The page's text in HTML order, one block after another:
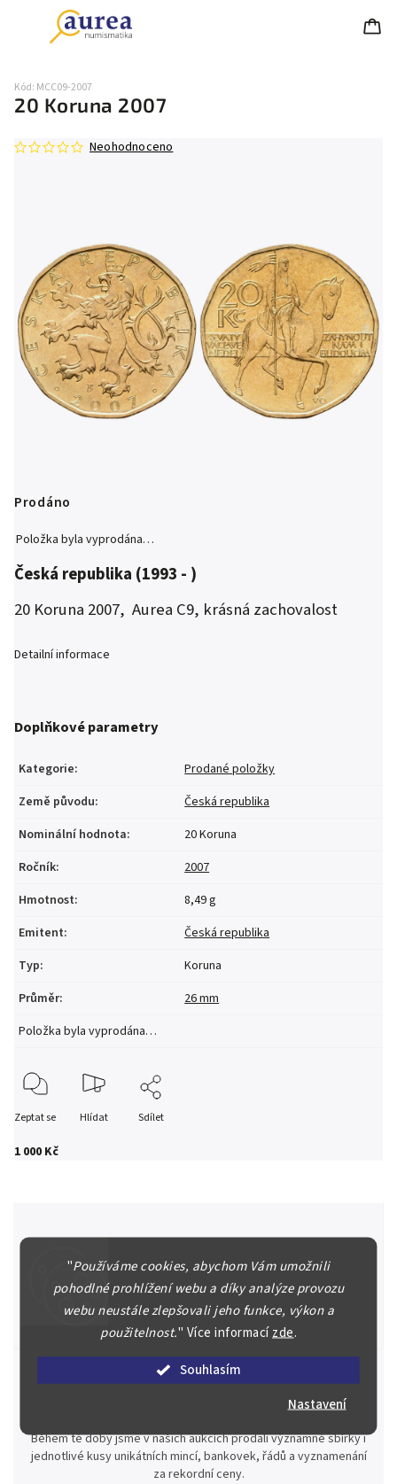
"Používáme cookies, abychom Vám umožnili
pohodlné prohlížení webu a díky analýze provozu
webu neustále zlepšovali jeho funkce, výkon a
použitelnost." Více informacízde.
Souhlasím
Nastavení
20 Koruna 2007
Kód: MCC09-2007
Neohodnoceno
1 000 Kč
Prodáno
Položka byla vyprodána…
Česká republika (1993 - )
20 Koruna 2007, Aurea C9, krásná zachovalost
Detailní informace
Doplňkové parametry
Kategorie:
Prodané položky
Země původu:
Česká republika
Nominální hodnota:
20 Koruna
Ročník:
2007
Hmotnost:
8,49 g
Emitent:
Česká republika
Typ:
Koruna
Průměr:
26 mm
Položka byla vyprodána…
Zeptat se Hlídat Sdílet
Špičkové služby za nejlepší ceny
Náš kolektiv specialistů a znalců se Vám bude plně věnovat.
Posoudíme kvalitu a pravost Vašeho materiálu, prodáme v naší
aukci nebo Vám poradíme kam investovat.
Jsme zde pro Vás nepřetržitě již od roku 2000
Během té doby jsme v našich aukcích prodali významné sbírky i
jednotlivé kusy unikátních mincí, bankovek, řádů a vyznamenání
za rekordní ceny.